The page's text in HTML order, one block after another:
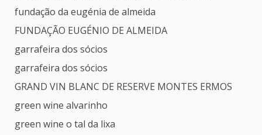
fundação da eugénia de almeida
FUNDAÇÃO EUGÉNIO DE ALMEIDA
garrafeira dos sócios
garrafeira dos sócios
GRAND VIN BLANC DE RESERVE MONTES ERMOS
green wine alvarinho
green wine o tal da lixa